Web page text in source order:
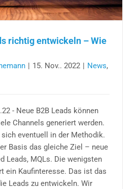
richtig entwickeln – Wie
| 15. Nov.. 2022 | News,
- Neue B2B Leads können
Channels generiert werden.
eventuell in der Methodik.
Basis das gleiche Ziel – neue
Leads, MQLs. Die wenigsten
ein Kaufinteresse. Das ist das
Leads zu entwickeln. Wir